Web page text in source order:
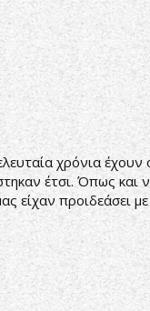
χρόνια
έτσι. Όπως και
προιδεάσει με